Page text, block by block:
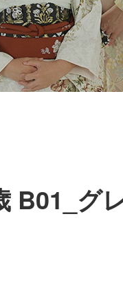
B01_グ